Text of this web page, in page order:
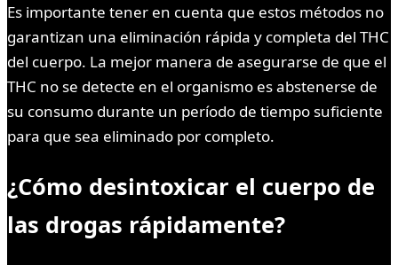
Es importante tener en cuenta que estos métodos no
garantizan una eliminación rápida y completa del THC
del cuerpo. La mejor manera de asegurarse de que el
THC no se detecte en el organismo es abstenerse de
su consumo durante un período de tiempo suficiente
para que sea eliminado por completo.
¿Cómo desintoxicar el cuerpo de
las drogas rápidamente?